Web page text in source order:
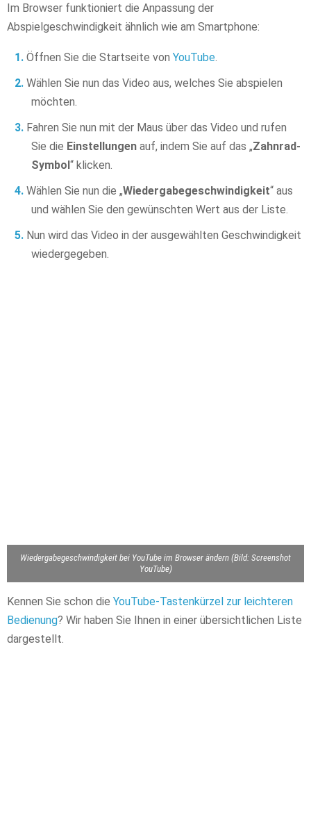
Im Browser funktioniert die Anpassung der
Abspielgeschwindigkeit ähnlich wie am Smartphone:
Öffnen Sie die Startseite von YouTube
Wählen Sie nun das Video aus, welches Sie abspielen
möchten.
Fahren Sie nun mit der Maus über das Video und rufen
Sie die Einstellungen auf, indem Sie auf das „Zahnrad-
Symbol“ klicken.
Wählen Sie nun die „Wiedergabegeschwindigkeit“ aus
und wählen Sie den gewünschten Wert aus der Liste.
Nun wird das Video in der ausgewählten Geschwindigkeit
wiedergegeben.
Wiedergabegeschwindigkeit bei YouTube im Browser ändern (Bild: Screenshot
YouTube)
Kennen Sie schon die YouTube-Tastenkürzel zur leichteren
Bedienung? Wir haben Sie Ihnen in einer übersichtlichen Liste
dargestellt.